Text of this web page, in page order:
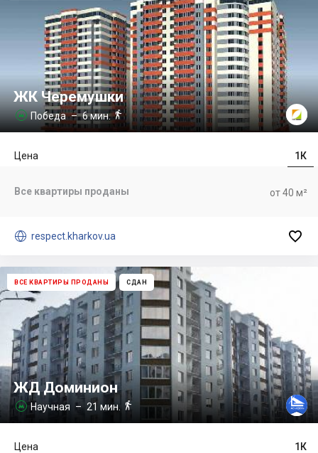
ЖК Черемушки
 Победа– 6 мин.
1К
Цена
от 40 м²
Все квартиры проданы
 respect.kharkov.ua 
ВСЕ КВАРТИРЫ ПРОДАНЫ СДАН
ЖД Доминион
 Научная – 21 мин. 
1К
Цена